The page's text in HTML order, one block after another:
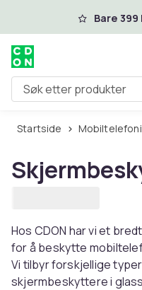
Hopp til Bare
Søk etter produkter
Startside Mobiltelefoni
Hos CDON har vi et
for å beskytte
Vi tilbyr forskjellige
skjermbeskyttere i